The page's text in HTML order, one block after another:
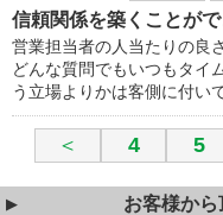
信頼関係を築くことが
営業担当者の人当たりの良
どんな質問でもいつもタイ
う立場よりかは客側に付い
＜ 4 5
お客様から